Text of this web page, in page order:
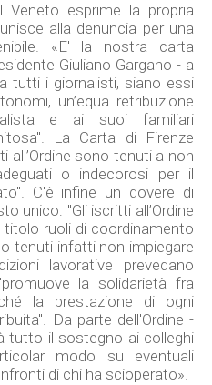
Veneto esprime la propria
alla denuncia per una
«E' la nostra carta
Giuliano Gargano - a
tutti i giornalisti, siano essi
un’equa retribuzione
e ai suoi familiari
La Carta di Firenze
all’Ordine sono tenuti a non
o indecorosi per il
C'è infine un dovere di
unico: "Gli iscritti all’Ordine
ruoli di coordinamento
tenuti infatti non impiegare
lavorative prevedano
la solidarietà fra
la prestazione di ogni
Da parte dell'Ordine -
tutto il sostegno ai colleghi
modo su eventuali
di chi ha scioperato».